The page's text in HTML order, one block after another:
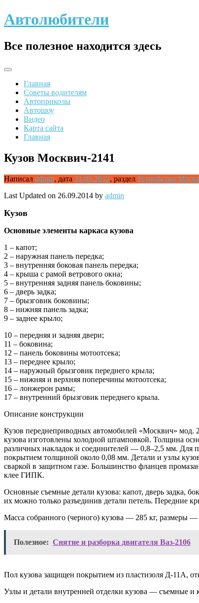
Skip
to
Автолюбители
Все полезное находится здесь
Главная
Советы водителям
Автоприколы
Автошоу
Видео
Карта сайта
Главная
Кузов Москвич-2141
Написал admin, дата 31.05.2012, раздел Устройство
Last Updated on 26.09.2014 by admin
Кузов
Основные элементы каркаса кузова
1 – капот;
2 – наружная панель передка;
3 – внутренняя боковая панель передка;
4 – крыша с рамой ветрового окна;
5 – внутренняя задняя панель боковины;
6 – дверь задка;
7 – брызговик боковины;
8 – нижняя панель задка;
9 – заднее крыло;
10 – передняя и задняя двери;
11 – боковина;
12 – панель боковины мотоотсека;
13 – переднее крыло;
14 – наружный брызговик переднего крыла;
15 – нижняя и верхняя поперечины мотоотсека;
16 – лонжерон рамы;
17 – внутренний брызговик переднего крыла.
Описание конструкции
Кузов переднеприводных автомобилей «Москвич» мод.
кузова изготовлены холодной штамповкой. Толщина
различных накладок и соединителей — 0,8–2,5 мм. Для
покрытием толщиной около 0,08 мм. Детали и узлы
сваркой в защитном газе. Большинство фланцев
клее ГИПК.
Основные съемные детали кузова: капот, дверь задка,
их можно только разъединив детали петель. Передние
Масса собранного (черного) кузова — 285 кг, размеры
Полезное: Снятие и разборка двигателя Ваз-2106
Пол кузова защищен покрытием из пластизоля Д-11А,
Узлы и детали внутренней отделки кузова — съемные